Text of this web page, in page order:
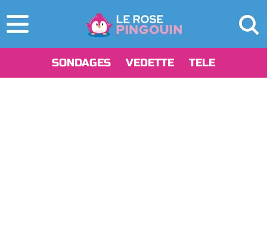
SONDAGES VEDETTE TELE